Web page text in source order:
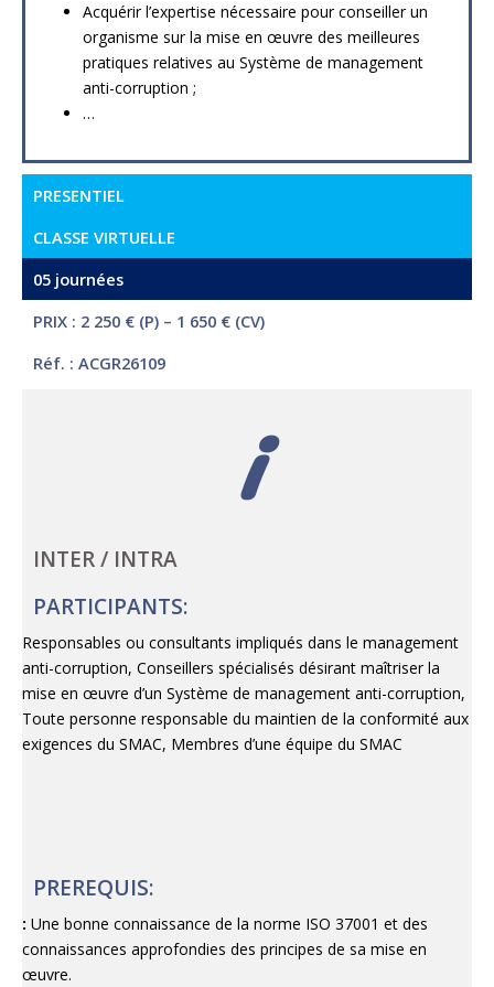
Acquérir l’expertise nécessaire pour conseiller un
organisme sur la mise en œuvre des meilleures
pratiques relatives au Système de management
anti-corruption ;
…
PRESENTIEL
CLASSE VIRTUELLE
05 journées
PRIX : 2 250 € (P) – 1 650 € (CV)
Réf. : ACGR26109
i
INTER / INTRA
PARTICIPANTS:
Responsables ou consultants impliqués dans le management
anti-corruption, Conseillers spécialisés désirant maîtriser la
mise en œuvre d’un Système de management anti-corruption,
Toute personne responsable du maintien de la conformité aux
exigences du SMAC, Membres d’une équipe du SMAC
PREREQUIS:
: Une bonne connaissance de la norme ISO 37001 et des
connaissances approfondies des principes de sa mise en
œuvre.